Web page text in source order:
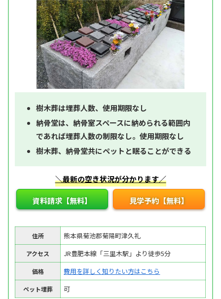
樹木葬は埋葬人数、使用期限なし
納骨堂は、納骨室スペースに納められる範囲内
であれば埋葬人数の制限なし。使用期限なし
樹木葬、納骨堂共にペットと眠ることができる
＼最新の空き状況が分かります／
資料請求【無料】 見学予約【無料】
住所 熊本県菊池郡菊陽町津久礼
アクセス JR豊肥本線「三里木駅」より徒歩5分
価格 費用を詳しく知りたい方はこちら
ペット埋葬 可